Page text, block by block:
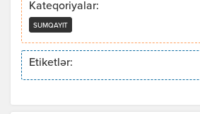
Kateqoriyalar:
SUMQAYIT
Etiketlər: